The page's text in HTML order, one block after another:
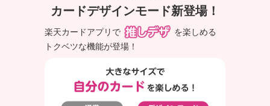
カードデザインモード新登場！
楽天カードアプリで
を楽しめる
トクベツな機能が登場！